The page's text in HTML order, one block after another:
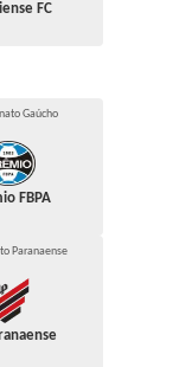
FC
Gaúcho
FBPA
Paranaense